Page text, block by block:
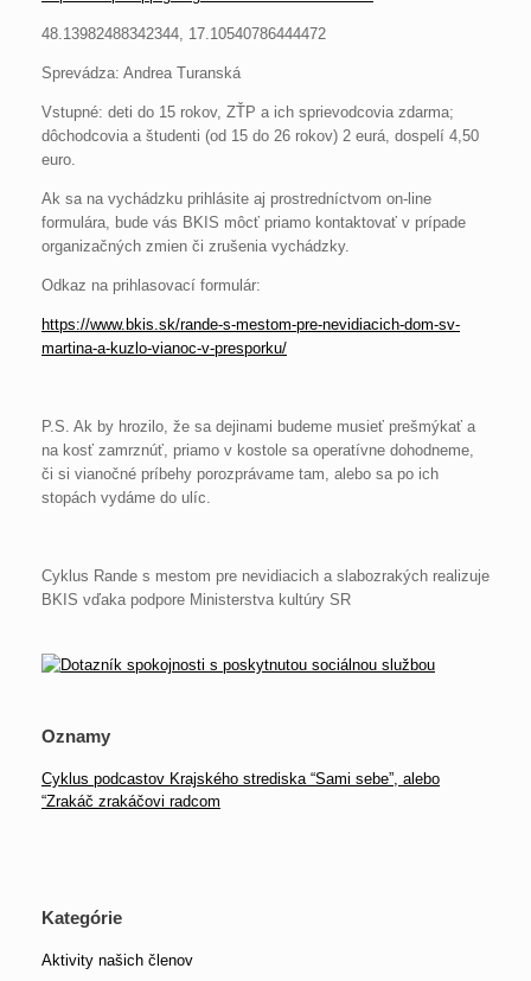
48.13982488342344, 17.10540786444472
Sprevádza: Andrea Turanská
Vstupné: deti do 15 rokov, ZŤP a ich sprievodcovia zdarma;
dôchodcovia a študenti (od 15 do 26 rokov) 2 eurá, dospelí 4,50
euro.
Ak sa na vychádzku prihlásite aj prostredníctvom on-line
formulára, bude vás BKIS môcť priamo kontaktovať v prípade
organizačných zmien či zrušenia vychádzky.
Odkaz na prihlasovací formulár:
https://www.bkis.sk/rande-s-mestom-pre-nevidiacich-dom-sv-
martina-a-kuzlo-vianoc-v-presporku/
P.S. Ak by hrozilo, že sa dejinami budeme musieť prešmýkať a
na kosť zamrznúť, priamo v kostole sa operatívne dohodneme,
či si vianočné príbehy porozprávame tam, alebo sa po ich
stopách vydáme do ulíc.
Cyklus Rande s mestom pre nevidiacich a slabozrakých realizuje
BKIS vďaka podpore Ministerstva kultúry SR
Oznamy
Cyklus podcastov Krajského strediska “Sami sebe”, alebo
“Zrakáč zrakáčovi radcom
Kategórie
Aktivity našich členov